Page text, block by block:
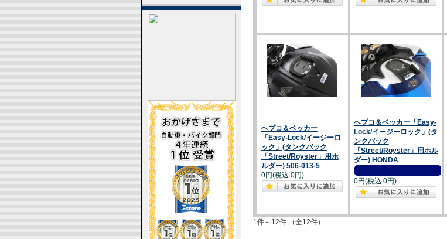
ヘプコ＆ベッカー
「Easy-Lock/イージーロ
ック」(タンクバック
「Street/Royster」用ホ
ルダー) 506-013-5
0円(税込 0円)
ヘプコ＆ベッカー「Easy-
Lock/イージーロック」(タ
ンクバック
「Street/Royster」用ホル
ダー) HONDA
0円(税込 0円)
1件～12件 （全12件）